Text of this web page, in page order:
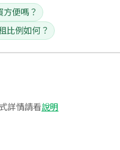
便嗎？
比例如何？
詳情請看說明